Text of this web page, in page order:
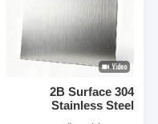
304 2B Surface
Stainless Steel